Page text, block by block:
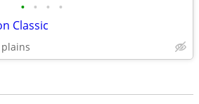
• • • •
Classic